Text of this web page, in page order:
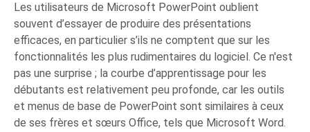
Les utilisateurs de Microsoft PowerPoint oublient
souvent d’essayer de produire des présentations
efficaces, en particulier s’ils ne comptent que sur les
fonctionnalités les plus rudimentaires du logiciel. Ce n'est
pas une surprise ; la courbe d’apprentissage pour les
débutants est relativement peu profonde, car les outils
et menus de base de PowerPoint sont similaires à ceux
de ses frères et sœurs Office, tels que Microsoft Word.